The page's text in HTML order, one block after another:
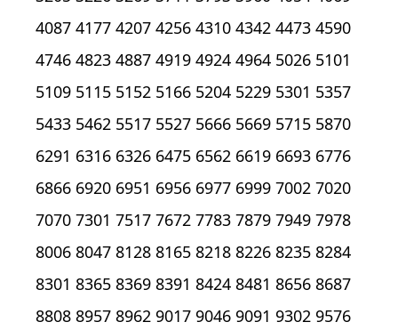
4087 4177 4207 4256 4310 4342 4473 4590
4746 4823 4887 4919 4924 4964 5026 5101
5109 5115 5152 5166 5204 5229 5301 5357
5433 5462 5517 5527 5666 5669 5715 5870
6291 6316 6326 6475 6562 6619 6693 6776
6866 6920 6951 6956 6977 6999 7002 7020
7070 7301 7517 7672 7783 7879 7949 7978
8006 8047 8128 8165 8218 8226 8235 8284
8301 8365 8369 8391 8424 8481 8656 8687
8808 8957 8962 9017 9046 9091 9302 9576